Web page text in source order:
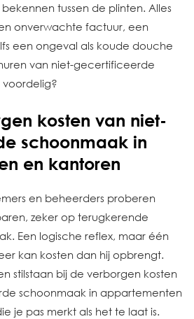
tussen de plinten. Alles
onverwachte factuur, een
een ongeval als koude douche
van niet-gecertificeerde
voordelig?
kosten van niet-
schoonmaak in
en kantoren
en beheerders proberen
zeker op terugkerende
Een logische reflex, maar één
kan kosten dan hij opbrengt.
stilstaan bij de verborgen kosten
schoonmaak in appartementen
je pas merkt als het te laat is.